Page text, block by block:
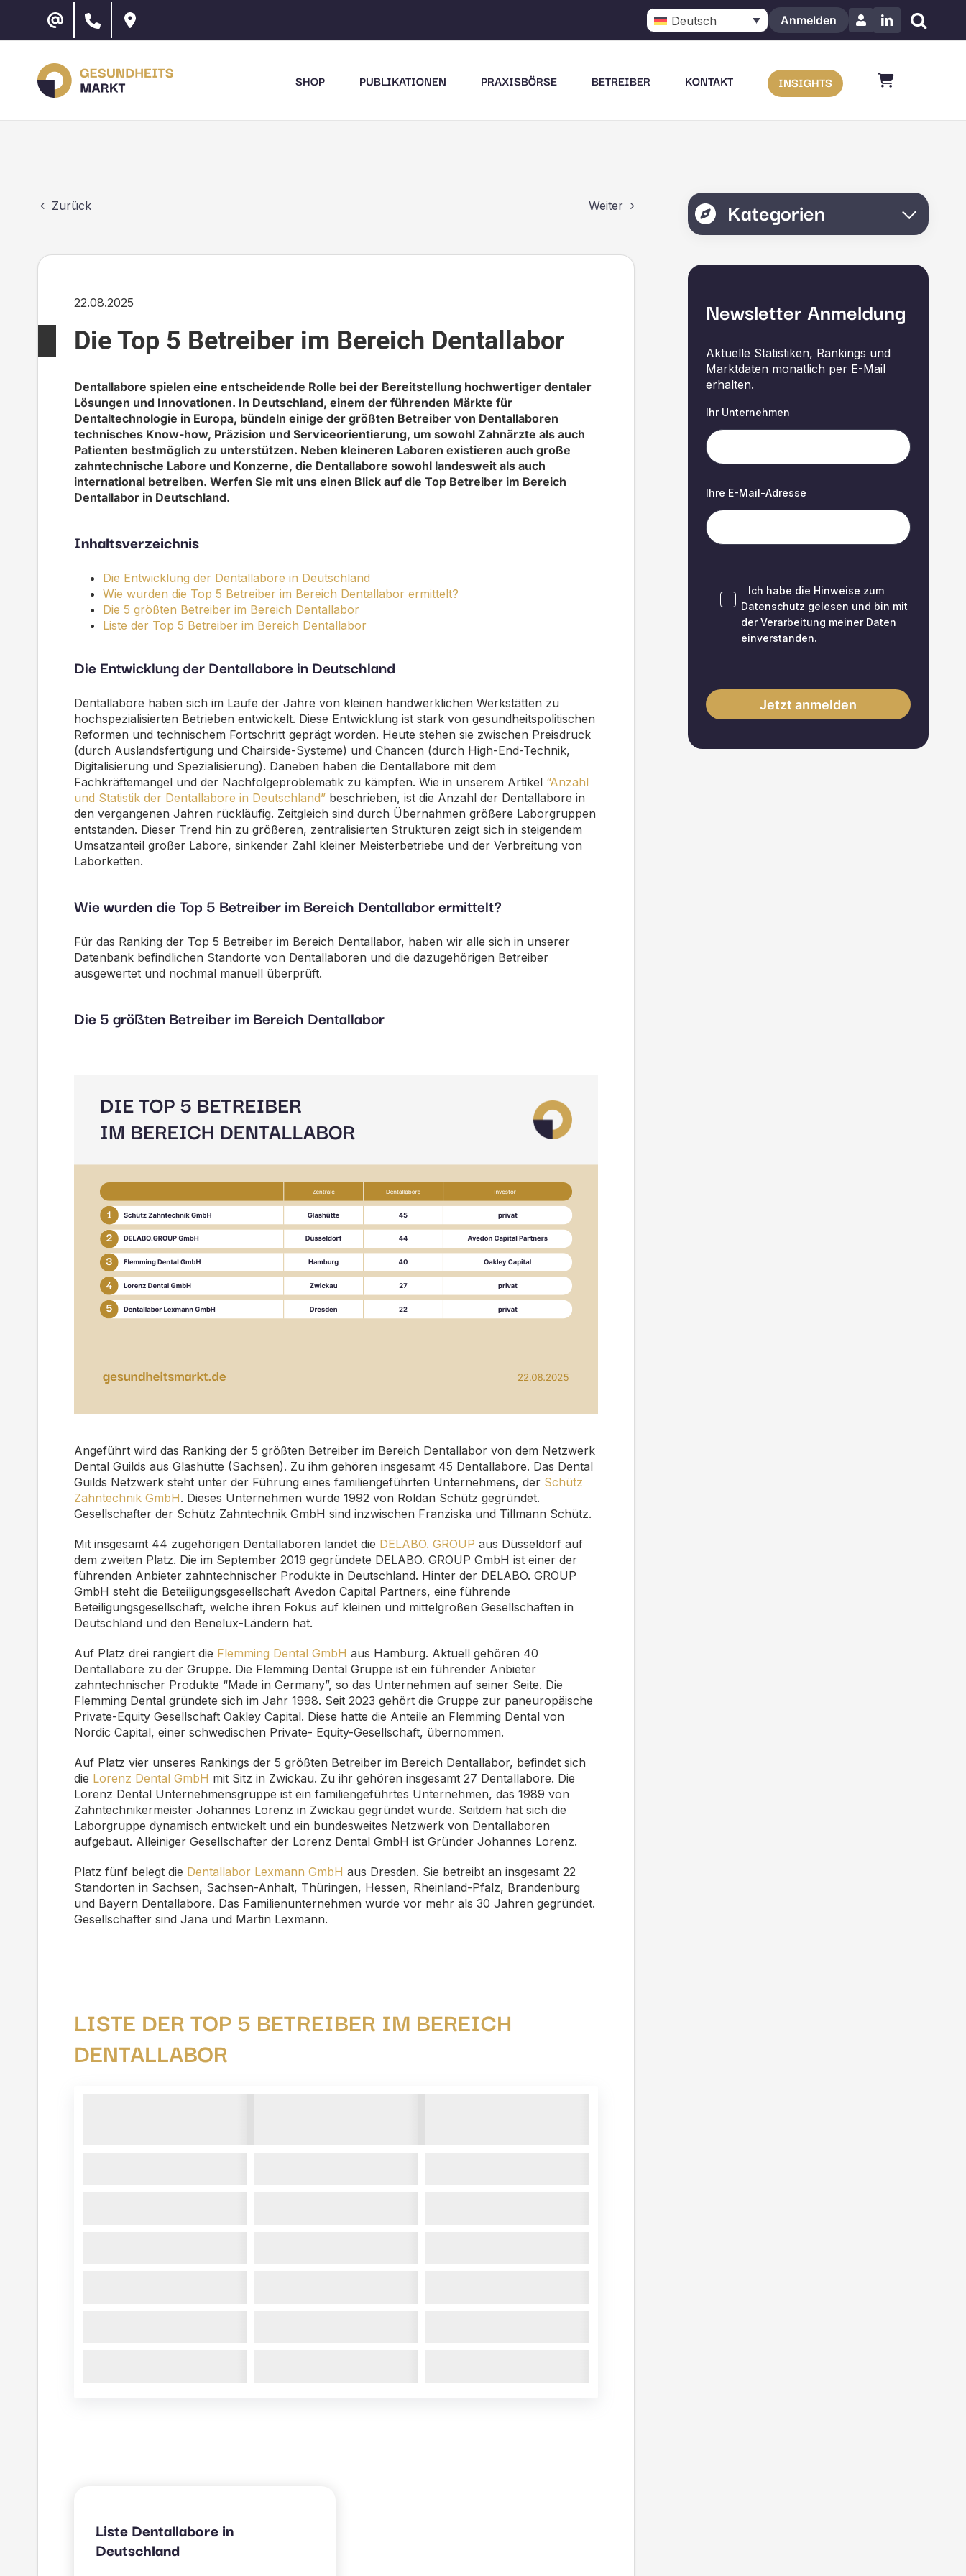
springen
Deutsch Anmelden LinkedIn
SHOP PUBLIKATIONEN PRAXISBÖRSE BETREIBER KONTAKT INSIGHTS
Zurück Weiter
22.08.2025
Die Top 5 Betreiber im Bereich Dentallabor
Dentallabore spielen eine entscheidende Rolle bei der Bereitstellung hochwertiger dentaler
Lösungen und Innovationen. In Deutschland, einem der führenden Märkte für
Dentaltechnologie in Europa, bündeln einige der größten Betreiber von Dentallaboren
technisches Know-how, Präzision und Serviceorientierung, um sowohl Zahnärzte als auch
Patienten bestmöglich zu unterstützen. Neben kleineren Laboren existieren auch große
zahntechnische Labore und Konzerne, die Dentallabore sowohl landesweit als auch
international betreiben. Werfen Sie mit uns einen Blick auf die Top Betreiber im Bereich
Dentallabor in Deutschland.
Inhaltsverzeichnis
Die Entwicklung der Dentallabore in Deutschland
Wie wurden die Top 5 Betreiber im Bereich Dentallabor ermittelt?
Die 5 größten Betreiber im Bereich Dentallabor
Liste der Top 5 Betreiber im Bereich Dentallabor
Die Entwicklung der Dentallabore in Deutschland
Dentallabore haben sich im Laufe der Jahre von kleinen handwerklichen Werkstätten zu
hochspezialisierten Betrieben entwickelt. Diese Entwicklung ist stark von gesundheitspolitischen
Reformen und technischem Fortschritt geprägt worden. Heute stehen sie zwischen Preisdruck
(durch Auslandsfertigung und Chairside-Systeme) und Chancen (durch High-End-Technik,
Digitalisierung und Spezialisierung). Daneben haben die Dentallabore mit dem
Fachkräftemangel und der Nachfolgeproblematik zu kämpfen. Wie in unserem Artikel “Anzahl
und Statistik der Dentallabore in Deutschland” beschrieben, ist die Anzahl der Dentallabore in
den vergangenen Jahren rückläufig. Zeitgleich sind durch Übernahmen größere Laborgruppen
entstanden. Dieser Trend hin zu größeren, zentralisierten Strukturen zeigt sich in steigendem
Umsatzanteil großer Labore, sinkender Zahl kleiner Meisterbetriebe und der Verbreitung von
Laborketten.
Wie wurden die Top 5 Betreiber im Bereich Dentallabor ermittelt?
Für das Ranking der Top 5 Betreiber im Bereich Dentallabor, haben wir alle sich in unserer
Datenbank befindlichen Standorte von Dentallaboren und die dazugehörigen Betreiber
ausgewertet und nochmal manuell überprüft.
Die 5 größten Betreiber im Bereich Dentallabor
Angeführt wird das Ranking der 5 größten Betreiber im Bereich Dentallabor von dem Netzwerk
Dental Guilds aus Glashütte (Sachsen). Zu ihm gehören insgesamt 45 Dentallabore. Das Dental
Guilds Netzwerk steht unter der Führung eines familiengeführten Unternehmens, der Schütz
Zahntechnik GmbH. Dieses Unternehmen wurde 1992 von Roldan Schütz gegründet.
Gesellschafter der Schütz Zahntechnik GmbH sind inzwischen Franziska und Tillmann Schütz.
Mit insgesamt 44 zugehörigen Dentallaboren landet die DELABO. GROUP aus Düsseldorf auf
dem zweiten Platz. Die im September 2019 gegründete DELABO. GROUP GmbH ist einer der
führenden Anbieter zahntechnischer Produkte in Deutschland. Hinter der DELABO. GROUP
GmbH steht die Beteiligungsgesellschaft Avedon Capital Partners, eine führende
Beteiligungsgesellschaft, welche ihren Fokus auf kleinen und mittelgroßen Gesellschaften in
Deutschland und den Benelux-Ländern hat.
Auf Platz drei rangiert die Flemming Dental GmbH aus Hamburg. Aktuell gehören 40
Dentallabore zu der Gruppe. Die Flemming Dental Gruppe ist ein führender Anbieter
zahntechnischer Produkte “Made in Germany”, so das Unternehmen auf seiner Seite. Die
Flemming Dental gründete sich im Jahr 1998. Seit 2023 gehört die Gruppe zur paneuropäische
Private-Equity Gesellschaft Oakley Capital. Diese hatte die Anteile an Flemming Dental von
Nordic Capital, einer schwedischen Private- Equity-Gesellschaft, übernommen.
Auf Platz vier unseres Rankings der 5 größten Betreiber im Bereich Dentallabor, befindet sich
die Lorenz Dental GmbH mit Sitz in Zwickau. Zu ihr gehören insgesamt 27 Dentallabore. Die
Lorenz Dental Unternehmensgruppe ist ein familiengeführtes Unternehmen, das 1989 von
Zahntechnikermeister Johannes Lorenz in Zwickau gegründet wurde. Seitdem hat sich die
Laborgruppe dynamisch entwickelt und ein bundesweites Netzwerk von Dentallaboren
aufgebaut. Alleiniger Gesellschafter der Lorenz Dental GmbH ist Gründer Johannes Lorenz.
Platz fünf belegt die Dentallabor Lexmann GmbH aus Dresden. Sie betreibt an insgesamt 22
Standorten in Sachsen, Sachsen-Anhalt, Thüringen, Hessen, Rheinland-Pfalz, Brandenburg
und Bayern Dentallabore. Das Familienunternehmen wurde vor mehr als 30 Jahren gegründet.
Gesellschafter sind Jana und Martin Lexmann.
LISTE DER TOP 5 BETREIBER IM BEREICH
DENTALLABOR
Liste Dentallabore in
Deutschland
Kategorien
Newsletter Anmeldung
Aktuelle Statistiken, Rankings und
Marktdaten monatlich per E-Mail
erhalten.
Ihr Unternehmen
Ihre E-Mail-Adresse
Ich habe die Hinweise zum
Datenschutz gelesen und bin mit
der Verarbeitung meiner Daten
einverstanden.